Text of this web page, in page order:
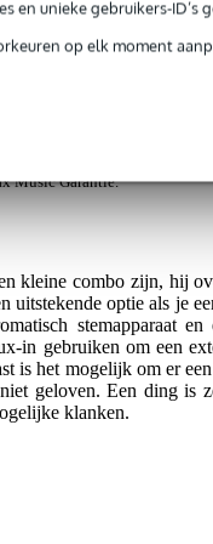
en unieke gebruikers-
op elk moment
3 watt
Music Garantie.
kleine combo zijn, hij
uitstekende optie als je
stemapparaat
in gebruiken om een
is het mogelijk om er
geloven. Een ding is
klanken.